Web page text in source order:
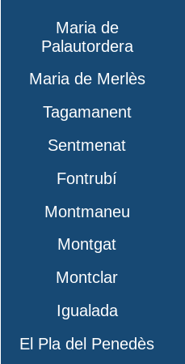
Maria de
Palautordera
Maria de Merlès
Tagamanent
Sentmenat
Fontrubí
Montmaneu
Montgat
Montclar
Igualada
El Pla del Penedès